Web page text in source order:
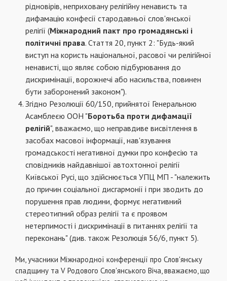
рідновірів, неприховану релі­гійну ненависть та
дифамацію конфесії старо­давньої слов'янської
релігії (Міжнародний пакт про громадянські і
політичні права. Стаття 20, пункт 2: "Будь-який
виступ на користь націо­нальної, расової чи релігійної
ненависті, що яв­ляє собою підбурювання до
дискримінації, во­рожнечі або насильства, повинен
бути заборо­нений законом").
Згідно Резолюції 60/150, прийнятої Гене­ральною
Асамблеєю ООН "Боротьба проти ди­фамації
релігій", вважаємо, що неправдиве ви­світлення в
засобах масової інформації, нав'язування
громадськості негативної думки про конфесію та
сповідників найдавнішої ав­тохтонної релігії
Київської Русі, що здійсню­ється УПЦ МП - "належить
до причин соці­альної дисгармонії і при зводить до
порушення прав людини, формує негативний
стереотипний образ релігії та є проявом
нетерпимості і дискримінації в питаннях релігії та
переко­нань" (див. також Резолюція 56/6, пункт 5).
Ми, учасники Міжнародної конференції про Слов'янську
спадщину та V Родового Слов'ян­ського Віча, вважаємо, що